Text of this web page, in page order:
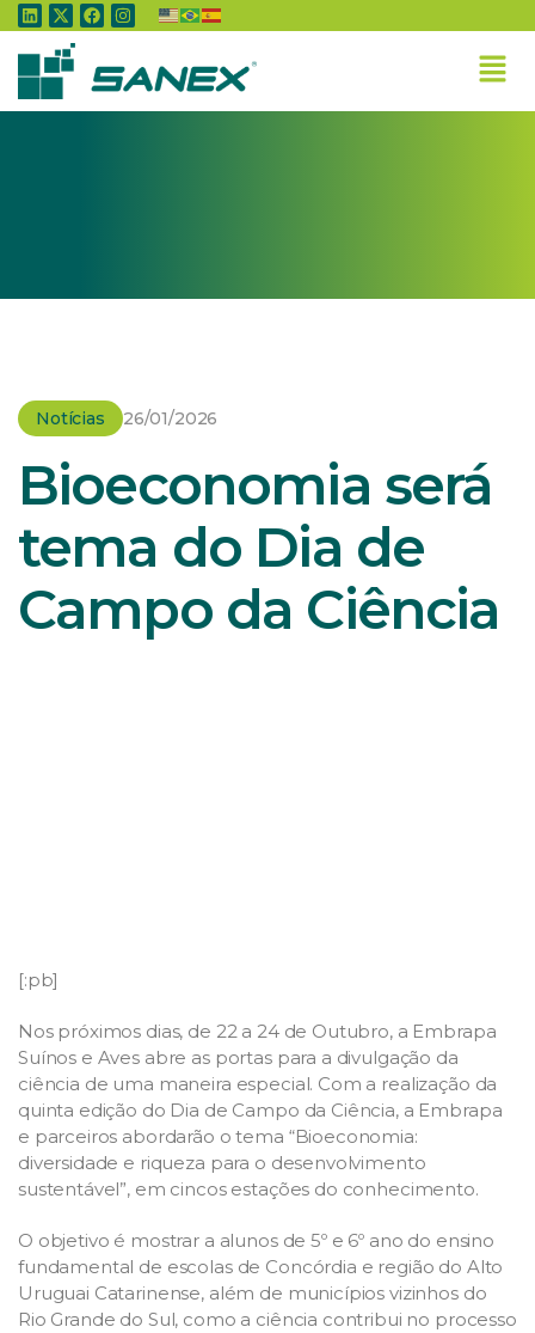
Home » Notícias »
Bioeconomia será tema do Dia de Campo da Ciência
Notícias 26/01/2026
Bioeconomia será
tema do Dia de
Campo da Ciência
[:pb]
Nos próximos dias, de 22 a 24 de Outubro, a Embrapa
Suínos e Aves abre as portas para a divulgação da
ciência de uma maneira especial. Com a realização da
quinta edição do Dia de Campo da Ciência, a Embrapa
e parceiros abordarão o tema “Bioeconomia:
diversidade e riqueza para o desenvolvimento
sustentável”, em cincos estações do conhecimento.
O objetivo é mostrar a alunos de 5º e 6º ano do ensino
fundamental de escolas de Concórdia e região do Alto
Uruguai Catarinense, além de municípios vizinhos do
Rio Grande do Sul, como a ciência contribui no processo